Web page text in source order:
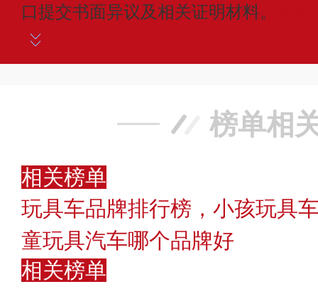
口提交书面异议及相关证明材料。
榜单相
相关榜单
玩具车品牌排行榜，小孩玩具
童玩具汽车哪个品牌好
相关榜单